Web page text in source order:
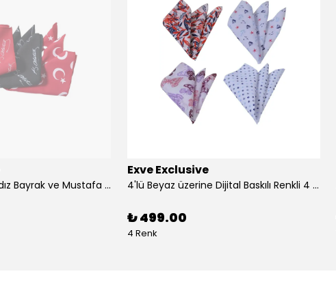
3'lü Türkiye Ay Yıldız Bayrak ve Mustafa Kemal Atatürk imzalı Kırmızı Siyah Yaka Mendili Seti
Exve Exclusive
4'lü Beyaz üzerine Dijital Baskılı Renkli 4 in 1 Cep Yaka Mendil Seti
₺ 499.00
4 Renk